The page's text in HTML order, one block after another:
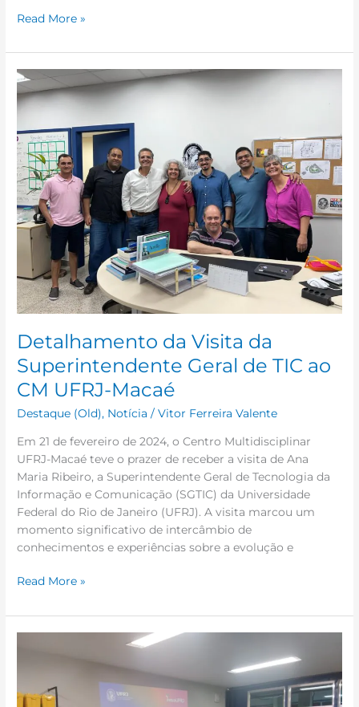
Read More »
Detalhamento da Visita da
Superintendente Geral de TIC ao
CM UFRJ-Macaé
Destaque (Old), Notícia /Vitor Ferreira Valente
Em 21 de fevereiro de 2024, o Centro Multidisciplinar
UFRJ-Macaé teve o prazer de receber a visita de Ana
Maria Ribeiro, a Superintendente Geral de Tecnologia da
Informação e Comunicação (SGTIC) da Universidade
Federal do Rio de Janeiro (UFRJ). A visita marcou um
momento significativo de intercâmbio de
conhecimentos e experiências sobre a evolução e
Detalhamento
da
Visita
da
Superintendente
Geral
de
TIC
ao
CM
UFRJ-
Macaé
Read More »
debate